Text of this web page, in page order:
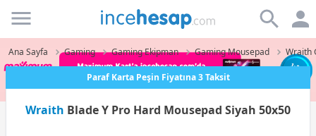
Incehesap
Ana Sayfa Gaming Gaming Ekipman Gaming Mousepad Wraith
Paraf Karta Peşin Fiyatına 3 Taksit
Wraith Blade Y Pro Hard Mousepad Siyah 50x50